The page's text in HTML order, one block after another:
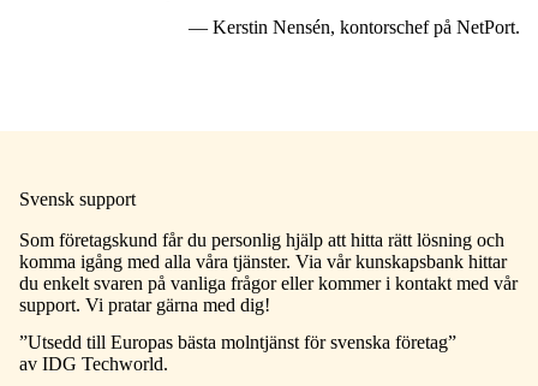
— Kerstin Nensén, kontorschef på NetPort.
Svensk support
Som företagskund får du personlig hjälp att hitta rätt lösning och
komma igång med alla våra tjänster. Via vår kunskapsbank hittar
du enkelt svaren på vanliga frågor eller kommer i kontakt med vår
support. Vi pratar gärna med dig!
”Utsedd till Europas bästa molntjänst för svenska företag”
av IDG Techworld.